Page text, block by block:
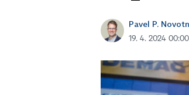
Pavel P.
19. 4. 2024